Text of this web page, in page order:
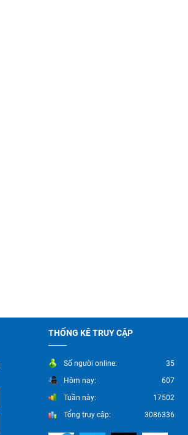
THỐNG KÊ TRUY CẬP
Số người online:
35
Hôm nay:
607
Tuần này:
17502
Tổng truy cập:
3086336